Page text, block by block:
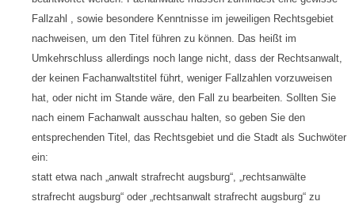
Fallzahl , sowie besondere Kenntnisse im jeweiligen Rechtsgebiet
nachweisen, um den Titel führen zu können. Das heißt im
Umkehrschluss allerdings noch lange nicht, dass der Rechtsanwalt,
der keinen Fachanwaltstitel führt, weniger Fallzahlen vorzuweisen
hat, oder nicht im Stande wäre, den Fall zu bearbeiten. Sollten Sie
nach einem Fachanwalt ausschau halten, so geben Sie den
entsprechenden Titel, das Rechtsgebiet und die Stadt als Suchwöter
ein:
statt etwa nach „anwalt strafrecht augsburg“, „rechtsanwälte
strafrecht augsburg“ oder „rechtsanwalt strafrecht augsburg“ zu